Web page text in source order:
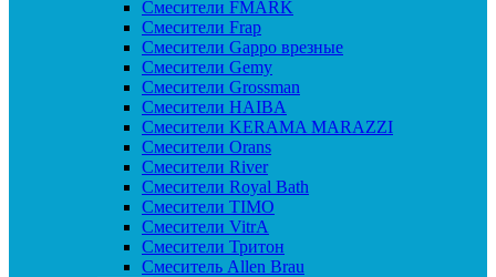
Смесители FMARK
Смесители Frap
Смесители Gappo врезные
Смесители Gemy
Смесители Grossman
Смесители HAIBA
Смесители KERAMA MARAZZI
Смесители Orans
Смесители River
Смесители Royal Bath
Смесители TIMO
Смесители VitrA
Смесители Тритон
Смеситель Allen Brau